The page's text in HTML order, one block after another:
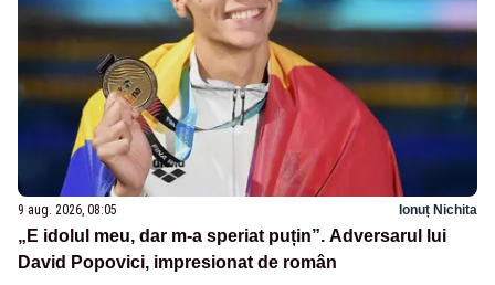
9 aug. 2026, 08:05 Ionuț Nichita
„E idolul meu, dar m-a speriat puțin”. Adversarul lui
David Popovici, impresionat de român